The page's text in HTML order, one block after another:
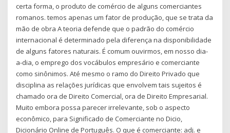
certa forma, o produto de comércio de alguns comerciantes
romanos. temos apenas um fator de produção, que se trata da
mão de obra A teoria defende que o padrão do comércio
internacional é determinado pela diferença na disponibilidade
de alguns fatores naturais. É comum ouvirmos, em nosso dia-
a-dia, o emprego dos vocábulos empresário e comerciante
como sinônimos. Até mesmo o ramo do Direito Privado que
disciplina as relações jurídicas que envolvem tais sujeitos é
chamado ora de Direito Comercial, ora de Direito Empresarial.
Muito embora possa parecer irrelevante, sob o aspecto
econômico, para Significado de Comerciante no Dicio,
Dicionário Online de Português. O que é comerciante: adj. e